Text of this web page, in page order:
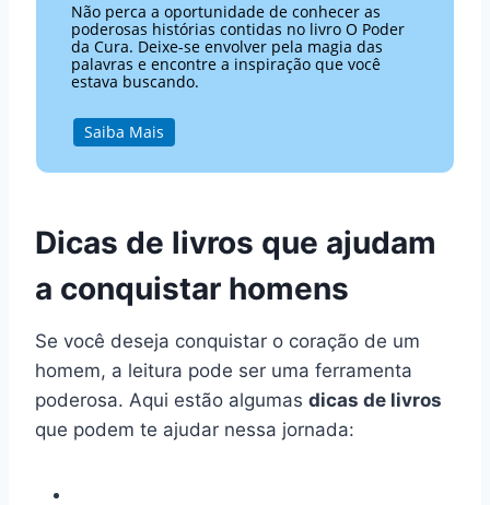
Não perca a oportunidade de conhecer as
poderosas histórias contidas no livro O Poder
da Cura. Deixe-se envolver pela magia das
palavras e encontre a inspiração que você
estava buscando.
Saiba Mais
Dicas de livros que ajudam
a conquistar homens
Se você deseja conquistar o coração de um
homem, a leitura pode ser uma ferramenta
poderosa. Aqui estão algumas dicas de livros
que podem te ajudar nessa jornada: